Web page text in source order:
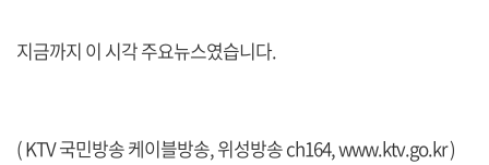
지금까지 이 시각 주요뉴스였습니다.
( KTV 국민방송 케이블방송, 위성방송 ch164,www.ktv.go.kr)